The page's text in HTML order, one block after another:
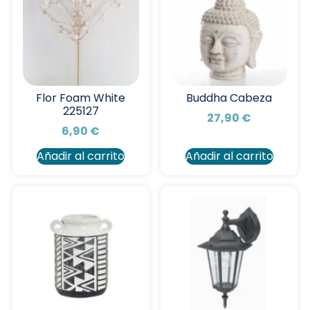
Flor Foam White
225127
6,90 €
Añadir al carrito
Buddha Cabeza
27,90 €
Añadir al carrito